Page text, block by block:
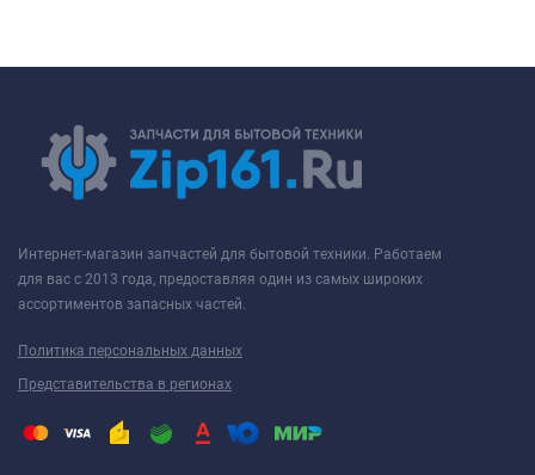
Интернет-магазин запчастей для бытовой техники. Работаем
для вас с 2013 года, предоставляя один из самых широких
ассортиментов запасных частей.
Политика персональных данных
Представительства в регионах